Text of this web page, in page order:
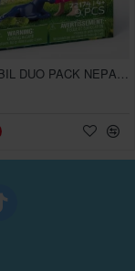
PLAYMOBIL DUO PACK ΝΕΡΑΙΔΑ ΜΕ ΜΙΚΡΟ ΜΟΝΟΚΕΡΟ